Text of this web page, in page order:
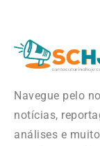
Navegue pelo
notícias,
análises e